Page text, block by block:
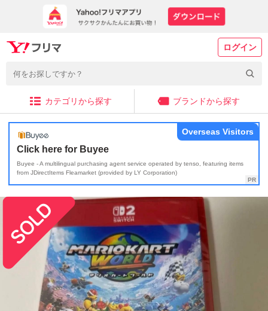
ログイン
カテゴリから探す ブランドから探す
Click here for Buyee
Buyee - A multilingual purchasing agent service operated by tenso, featuring items
from JDirectItems Fleamarket (provided by LY Corporation)
Overseas Visitors